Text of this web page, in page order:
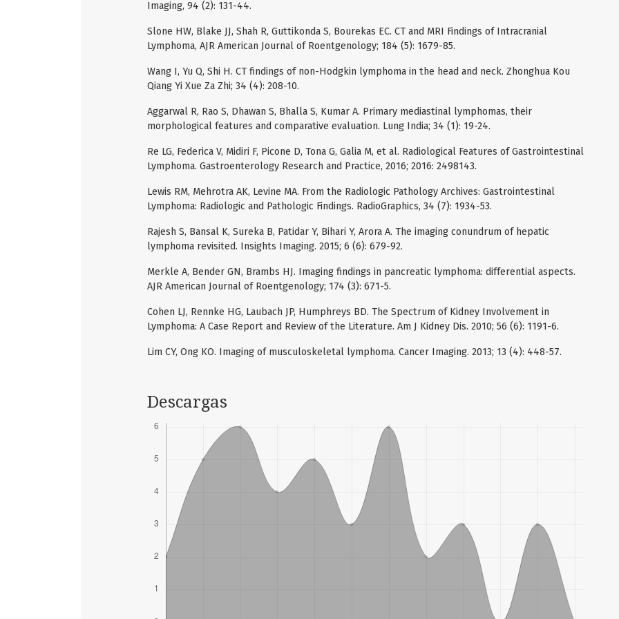
Imaging, 94 (2): 131-44.
Slone HW, Blake JJ, Shah R, Guttikonda S, Bourekas EC. CT and MRI Findings of Intracranial
Lymphoma, AJR American Journal of Roentgenology; 184 (5): 1679-85.
Wang I, Yu Q, Shi H. CT findings of non-Hodgkin lymphoma in the head and neck. Zhonghua Kou
Qiang Yi Xue Za Zhi; 34 (4): 208-10.
Aggarwal R, Rao S, Dhawan S, Bhalla S, Kumar A. Primary mediastinal lymphomas, their
morphological features and comparative evaluation. Lung India; 34 (1): 19-24.
Re LG, Federica V, Midiri F, Picone D, Tona G, Galia M, et al. Radiological Features of Gastrointestinal
Lymphoma. Gastroenterology Research and Practice, 2016; 2016: 2498143.
Lewis RM, Mehrotra AK, Levine MA. From the Radiologic Pathology Archives: Gastrointestinal
Lymphoma: Radiologic and Pathologic Findings. RadioGraphics, 34 (7): 1934-53.
Rajesh S, Bansal K, Sureka B, Patidar Y, Bihari Y, Arora A. The imaging conundrum of hepatic
lymphoma revisited. Insights Imaging. 2015; 6 (6): 679-92.
Merkle A, Bender GN, Brambs HJ. Imaging findings in pancreatic lymphoma: differential aspects.
AJR American Journal of Roentgenology; 174 (3): 671-5.
Cohen LJ, Rennke HG, Laubach JP, Humphreys BD. The Spectrum of Kidney Involvement in
Lymphoma: A Case Report and Review of the Literature. Am J Kidney Dis. 2010; 56 (6): 1191-6.
Lim CY, Ong KO. Imaging of musculoskeletal lymphoma. Cancer Imaging. 2013; 13 (4): 448-57.
Descargas